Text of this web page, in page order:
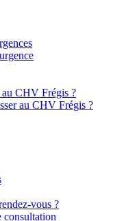
CHV Frégis ?
au CHV Frégis ?
vous ?
consultation